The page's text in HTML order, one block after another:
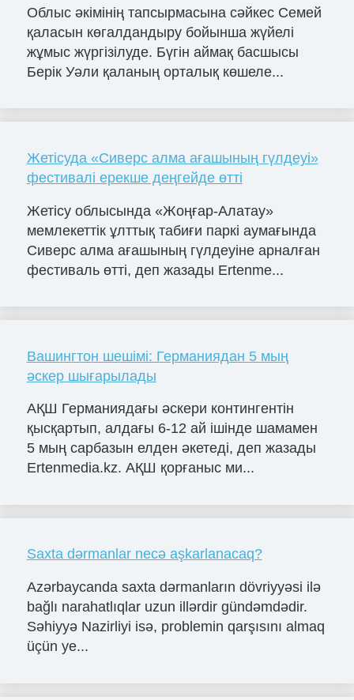
Облыс әкімінің тапсырмасына сәйкес Семей
қаласын көгалдандыру бойынша жүйелі
жұмыс жүргізілуде. Бүгін аймақ басшысы
Берік Уәли қаланың орталық көшеле...
Жетісуда «Сиверс алма ағашының гүлдеуі»
фестивалі ерекше деңгейде өтті
Жетісу облысында «Жоңғар-Алатау»
мемлекеттік ұлттық табиғи паркі аумағында
Сиверс алма ағашының гүлдеуіне арналған
фестиваль өтті, деп жазады Ertenme...
Вашингтон шешімі: Германиядан 5 мың
әскер шығарылады
АҚШ Германиядағы әскери контингентін
қысқартып, алдағы 6-12 ай ішінде шамамен
5 мың сарбазын елден әкетеді, деп жазады
Ertenmedia.kz. АҚШ қорғаныс ми...
Saxta dərmanlar necə aşkarlanacaq?
Azərbaycanda saxta dərmanların dövriyyəsi ilə
bağlı narahatlıqlar uzun illərdir gündəmdədir.
Səhiyyə Nazirliyi isə, problemin qarşısını almaq
üçün ye...